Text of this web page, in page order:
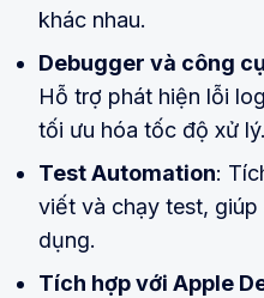
khác nhau.
Debugger và công
Hỗ trợ phát hiện lỗi
tối ưu hóa tốc độ xử lý.
Test Automation:
viết và chạy test,
dụng.
Tích hợp với Apple